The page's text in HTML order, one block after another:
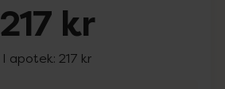
217 kr
I apotek: 217 kr